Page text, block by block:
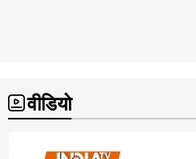
वीडियो